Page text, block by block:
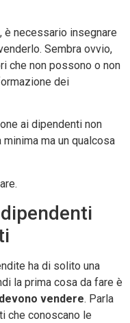
, è necessario insegnare
Sembra ovvio,
che non possono o non
dei
ai dipendenti non
ma un qualcosa
ha di solito una
la prima cosa da fare è
vendere. Parla
che conoscano le